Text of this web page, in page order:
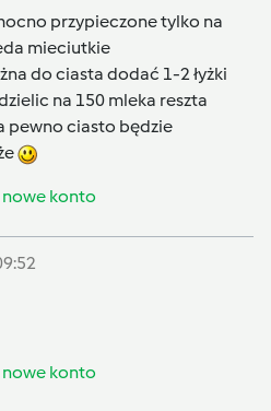
przypieczone tylko na
mieciutkie
do ciasta dodać 1-2 łyżki
na 150 mleka reszta
pewno ciasto będzie
konto
konto